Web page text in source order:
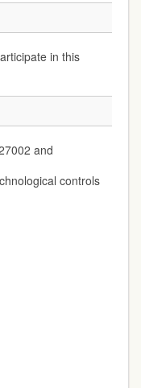
in this
and
controls